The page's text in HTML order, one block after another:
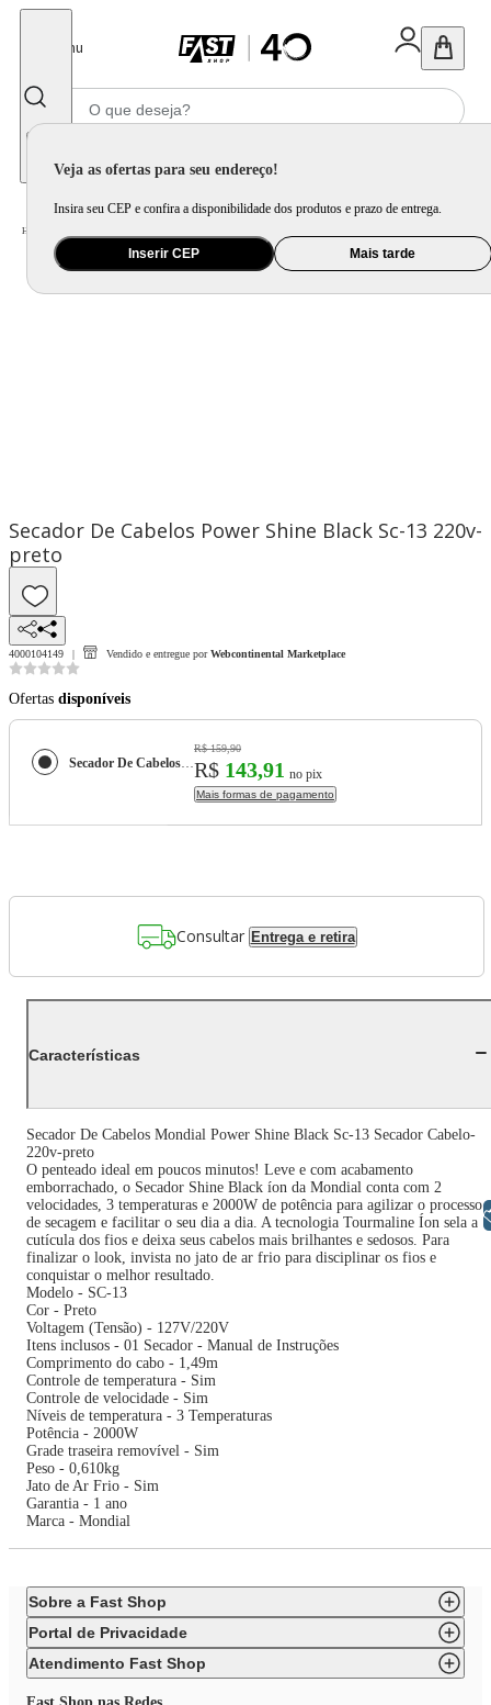
Menu
Veja as ofertas para seu endereço!
Insira seu CEP e confira a disponibilidade dos produtos e prazo de entrega.
Inserir CEP Mais tarde
Home
Secador De Cabelos Power Shine Black Sc-13 220v-
preto
4000104149 Vendido e entregue por Webcontinental Marketplace
Ofertas disponíveis
Secador De Cabelos Power Shine Black Sc-13 220v-preto
R$ 159,90
R$ 143,91 no pix
Mais formas de pagamento
Consultar Entrega e retira
Características
Secador De Cabelos Mondial Power Shine Black Sc-13 Secador Cabelo-
220v-preto
O penteado ideal em poucos minutos! Leve e com acabamento
emborrachado, o Secador Shine Black íon da Mondial conta com 2
velocidades, 3 temperaturas e 2000W de potência para agilizar o processo
de secagem e facilitar o seu dia a dia. A tecnologia Tourmaline Íon sela a
cutícula dos fios e deixa seus cabelos mais brilhantes e sedosos. Para
finalizar o look, invista no jato de ar frio para disciplinar os fios e
conquistar o melhor resultado.
Modelo - SC-13
Cor - Preto
Voltagem (Tensão) - 127V/220V
Itens inclusos - 01 Secador - Manual de Instruções
Comprimento do cabo - 1,49m
Controle de temperatura - Sim
Controle de velocidade - Sim
Níveis de temperatura - 3 Temperaturas
Potência - 2000W
Grade traseira removível - Sim
Peso - 0,610kg
Jato de Ar Frio - Sim
Garantia - 1 ano
Marca - Mondial
Sobre a Fast Shop
Portal de Privacidade
Atendimento Fast Shop
Libras